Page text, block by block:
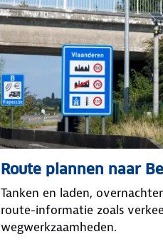
Route plannen naar
Tanken en laden,
route-informatie zoals
wegwerkzaamheden.